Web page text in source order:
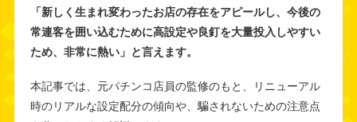
「新しく生まれ変わったお店の存在をアピールし、今後の
常連客を囲い込むために高設定や良釘を大量投入しやすい
ため、非常に熱い」と言えます。
本記事では、元パチンコ店員の監修のもと、リニューアル
時のリアルな設定配分の傾向や、騙されないための注意点